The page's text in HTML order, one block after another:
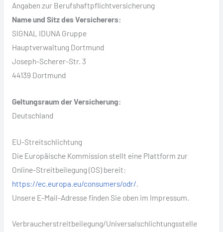
Angaben zur Berufshaftpflichtversicherung
Name und Sitz des Versicherers:
SIGNAL IDUNA Gruppe
Hauptverwaltung Dortmund
Joseph-Scherer-Str. 3
44139 Dortmund
Geltungsraum der Versicherung:
Deutschland
EU-Streitschlichtung
Die Europäische Kommission stellt eine Plattform zur
Online-Streitbeilegung (OS) bereit:
https://ec.europa.eu/consumers/odr/
Unsere E-Mail-Adresse finden Sie oben im Impressum.
Verbraucher­streit­beilegung/Universal­schlichtungs­stelle